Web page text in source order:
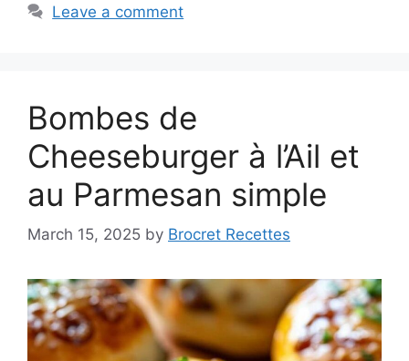
Leave a comment
Bombes de
Cheeseburger à l’Ail et
au Parmesan simple
March 15, 2025 by Brocret Recettes